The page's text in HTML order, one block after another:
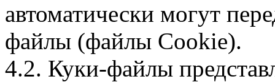
автоматически могут
файлы (файлы Cookie).
4.2. Куки-файлы